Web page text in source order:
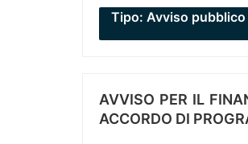
Tipo: Avviso pubblico
AVVISO PER IL
ACCORDO DI